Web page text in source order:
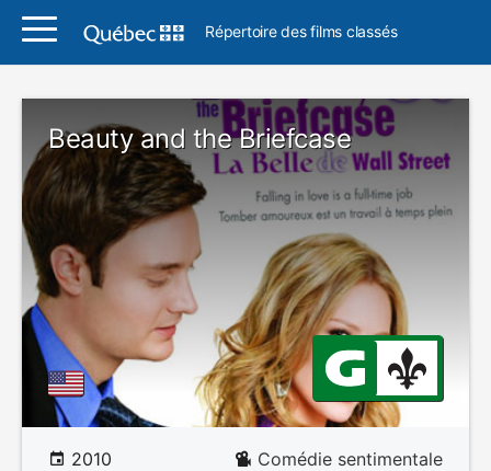
Répertoire des films classés
Beauty and the Briefcase
2010 Comédie sentimentale